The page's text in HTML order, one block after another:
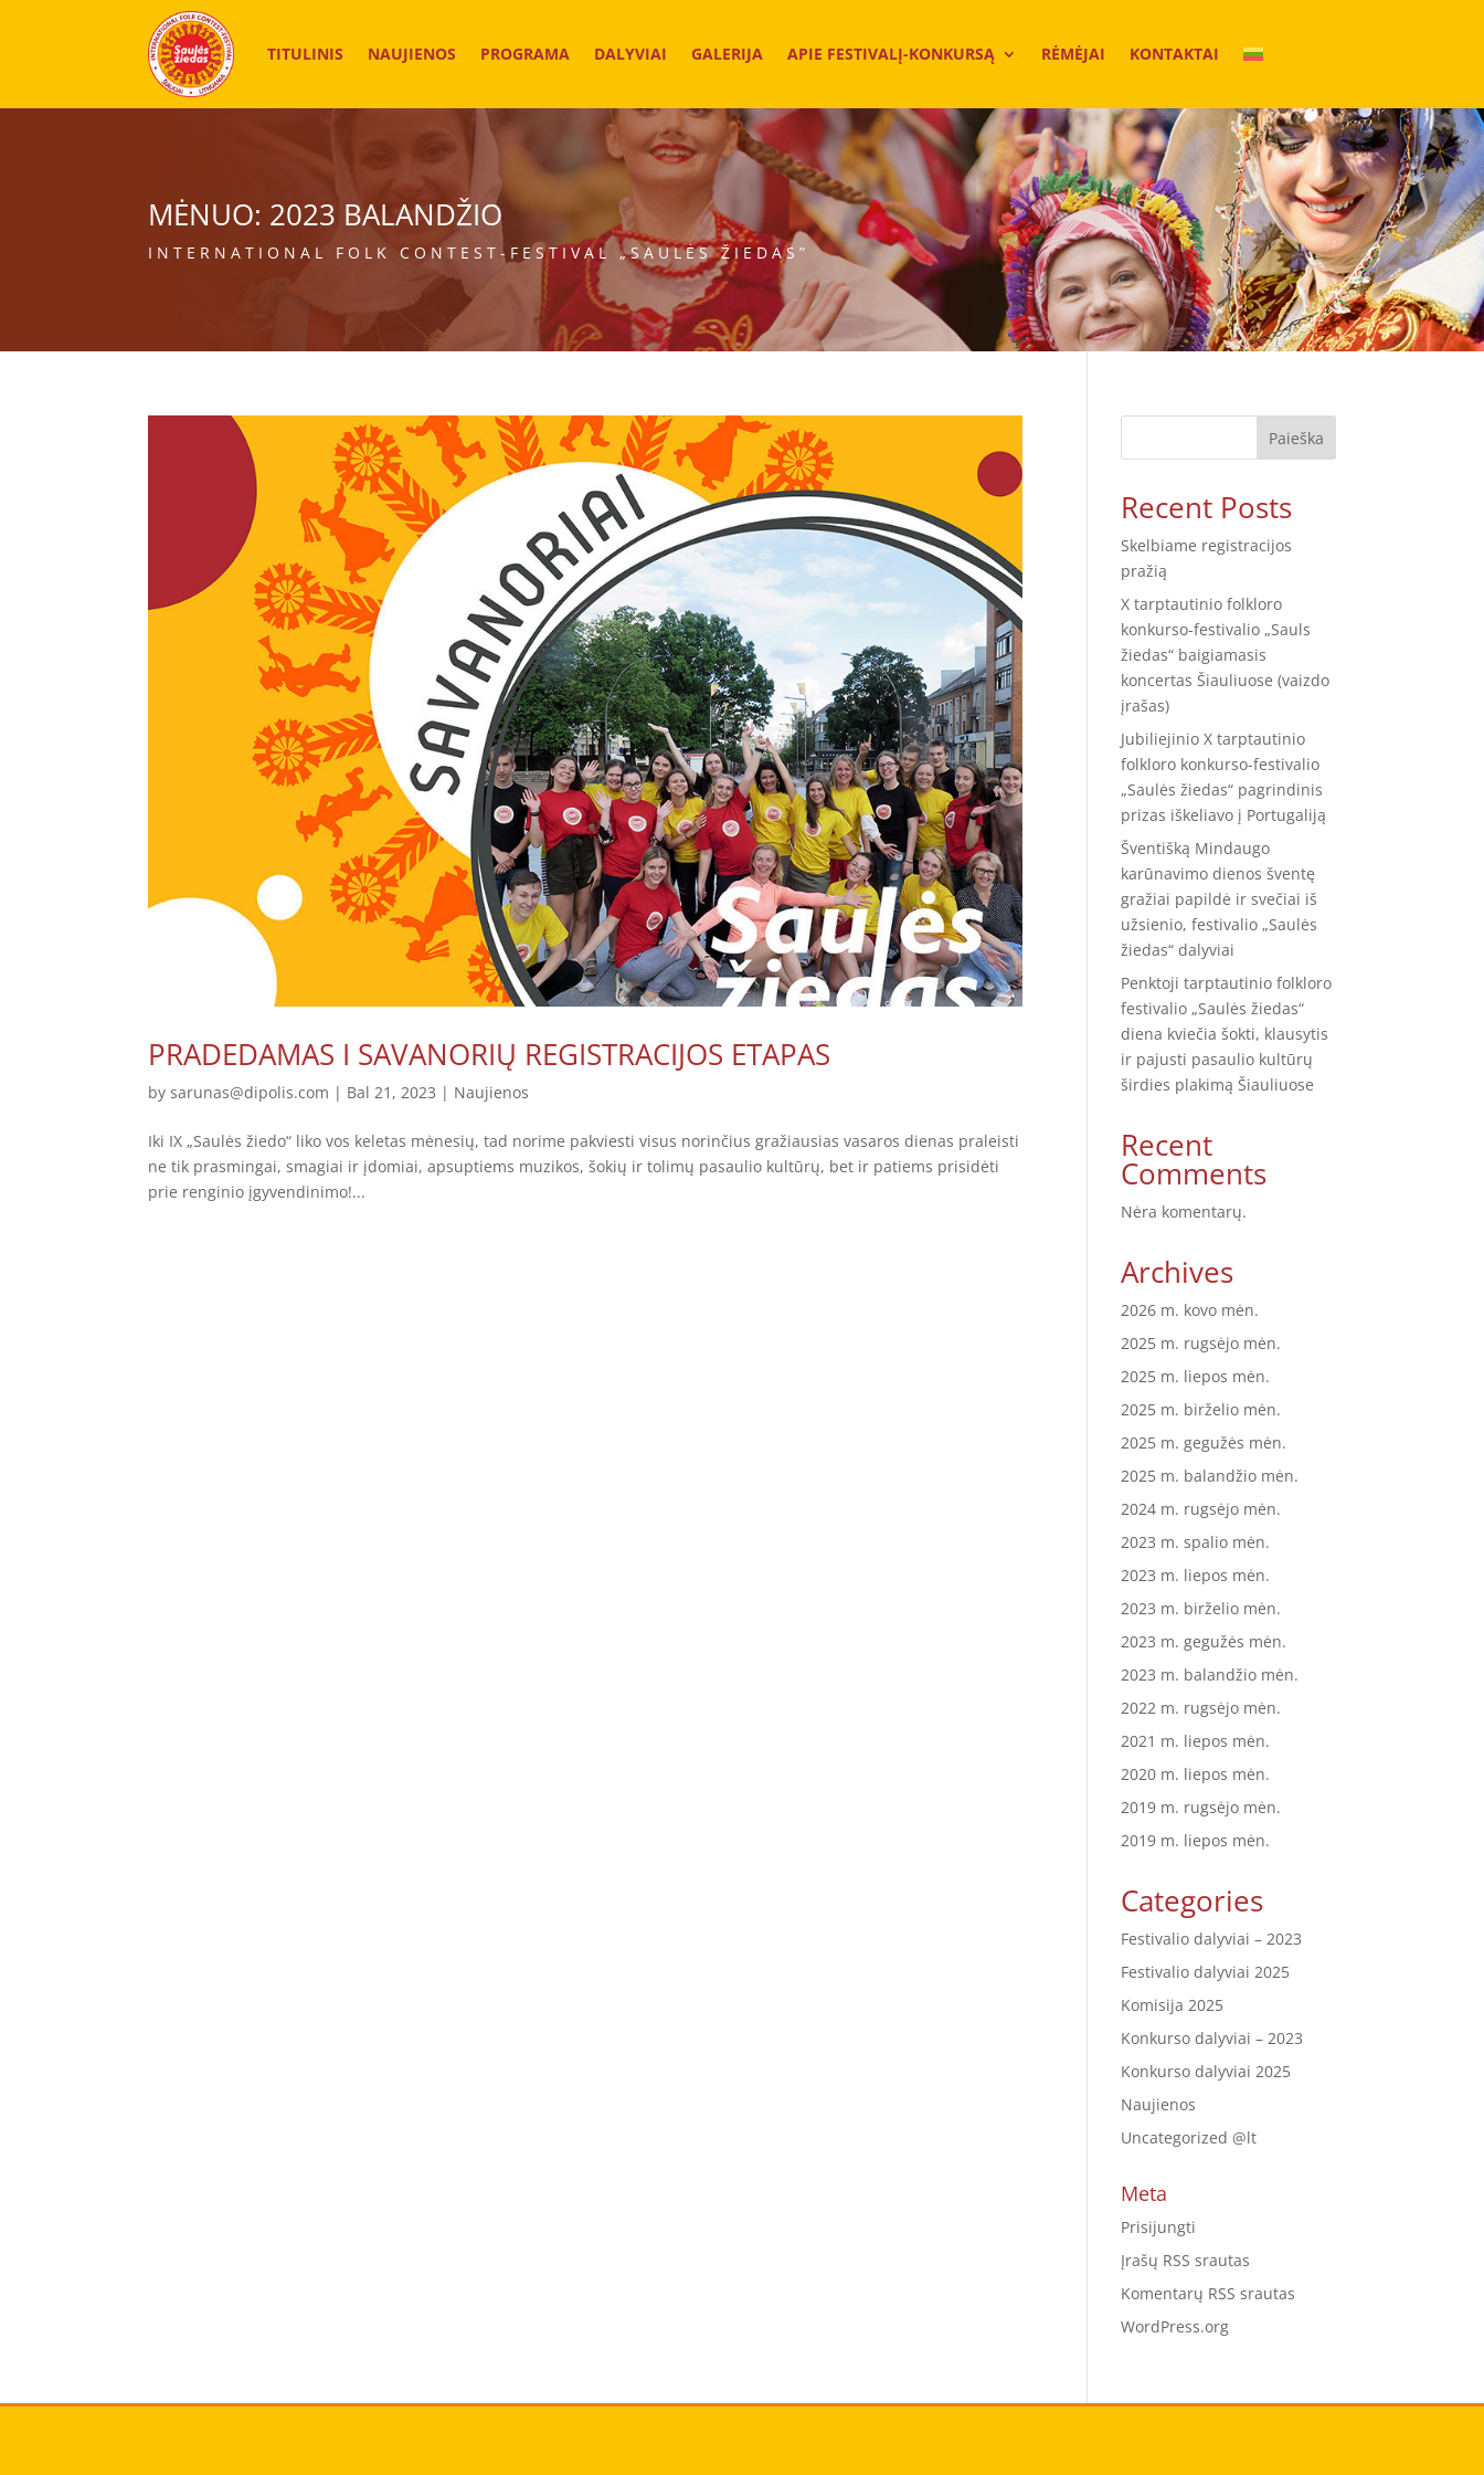
TITULINIS NAUJIENOS PROGRAMA DALYVIAI GALERIJA APIE FESTIVALĮ-KONKURSĄ RĖMĖJAI KONTAKTAI
MĖNUO: 2023 BALANDŽIO
INTERNATIONAL FOLK CONTEST-FESTIVAL „SAULĖS ŽIEDAS”
PRADEDAMAS I SAVANORIŲ REGISTRACIJOS ETAPAS
bysarunas@dipolis.com | Bal 21, 2023 | Naujienos
Iki IX „Saulės žiedo“ liko vos keletas mėnesių, tad norime pakviesti visus norinčius gražiausias vasaros dienas praleisti
ne tik prasmingai, smagiai ir įdomiai, apsuptiems muzikos, šokių ir tolimų pasaulio kultūrų, bet ir patiems prisidėti
prie renginio įgyvendinimo!...
Paieška
Recent Posts
Skelbiame registracijos
pražią
X tarptautinio folkloro
konkurso-festivalio „Sauls
žiedas“ baigiamasis
koncertas Šiauliuose (vaizdo
įrašas)
Jubiliejinio X tarptautinio
folkloro konkurso-festivalio
„Saulės žiedas“ pagrindinis
prizas iškeliavo į Portugaliją
Šventišką Mindaugo
karūnavimo dienos šventę
gražiai papildė ir svečiai iš
užsienio, festivalio „Saulės
žiedas“ dalyviai
Penktoji tarptautinio folkloro
festivalio „Saulės žiedas“
diena kviečia šokti, klausytis
ir pajusti pasaulio kultūrų
širdies plakimą Šiauliuose
Recent
Comments
Nėra komentarų.
Archives
2026 m. kovo mėn.
2025 m. rugsėjo mėn.
2025 m. liepos mėn.
2025 m. birželio mėn.
2025 m. gegužės mėn.
2025 m. balandžio mėn.
2024 m. rugsėjo mėn.
2023 m. spalio mėn.
2023 m. liepos mėn.
2023 m. birželio mėn.
2023 m. gegužės mėn.
2023 m. balandžio mėn.
2022 m. rugsėjo mėn.
2021 m. liepos mėn.
2020 m. liepos mėn.
2019 m. rugsėjo mėn.
2019 m. liepos mėn.
Categories
Festivalio dalyviai – 2023
Festivalio dalyviai 2025
Komisija 2025
Konkurso dalyviai – 2023
Konkurso dalyviai 2025
Naujienos
Uncategorized @lt
Meta
Prisijungti
Įrašų RSS srautas
Komentarų RSS srautas
WordPress.org